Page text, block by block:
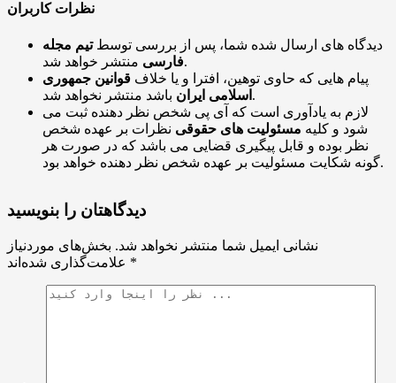
نظرات کاربران
دیدگاه های ارسال شده شما، پس از بررسی توسطتیم مجله
فارسیمنتشر خواهد شد.
پیام هایی که حاوی توهین، افترا و یا خلاف قوانین جمهوری
اسلامی ایران باشد منتشر نخواهد شد.
لازم به یادآوری است که آی پی شخص نظر دهنده ثبت می
شود و کلیه مسئولیت های حقوقی نظرات بر عهده شخص
نظر بوده و قابل پیگیری قضایی می باشد که در صورت هر
گونه شکایت مسئولیت بر عهده شخص نظر دهنده خواهد بود.
دیدگاهتان را بنویسید
نشانی ایمیل شما منتشر نخواهد شد. بخش‌های موردنیاز
*